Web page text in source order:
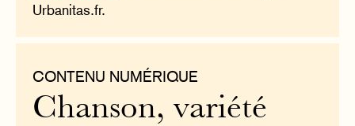
Urbanitas.fr.
CONTENU NUMÉRIQUE
Chanson, variété